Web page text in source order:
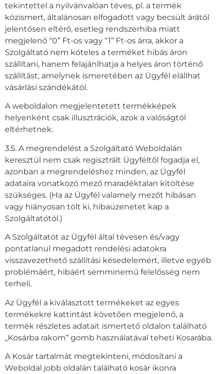
tekintettel a nyilvánvalóan téves, pl. a termék
közismert, általánosan elfogadott vagy becsült árától
jelentősen eltérő, esetleg rendszerhiba miatt
megjelenő “0” Ft-os vagy “1” Ft-os árra, akkor a
Szolgáltató nem köteles a terméket hibás áron
szállítani, hanem felajánlhatja a helyes áron történő
szállítást, amelynek ismeretében az Ügyfél elállhat
vásárlási szándékától.
A weboldalon megjelentetett termékképek
helyenként csak illusztrációk, azok a valóságtól
eltérhetnek.
3.5. A megrendelést a Szolgáltató Weboldalán
keresztül nem csak regisztrált Ügyféltől fogadja el,
azonban a megrendeléshez minden, az Ügyfél
adataira vonatkozó mező maradéktalan kitöltése
szükséges. (Ha az Ügyfél valamely mezőt hibásan
vagy hiányosan tölt ki, hibaüzenetet kap a
Szolgáltatótól.)
A Szolgáltatót az Ügyfél által tévesen és/vagy
pontatlanul megadott rendelési adatokra
visszavezethető szállítási késedelemért, illetve egyéb
problémáért, hibáért semminemű felelősség nem
terheli.
Az Ügyfél a kiválasztott termékeket az egyes
termékekre kattintást követően megjelenő, a
termék részletes adatait ismertető oldalon található
„Kosárba rakom” gomb használatával teheti Kosarába.
A Kosár tartalmát megtekinteni, módosítani a
Weboldal jobb oldalán található kosár ikonra